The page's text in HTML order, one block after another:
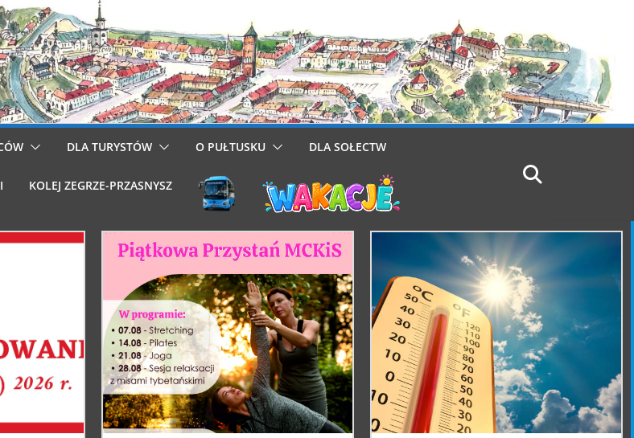
DLA TURYSTÓW O PUŁTUSKU DLA SOŁECTW
KOLEJ ZEGRZE-PRZASNYSZ